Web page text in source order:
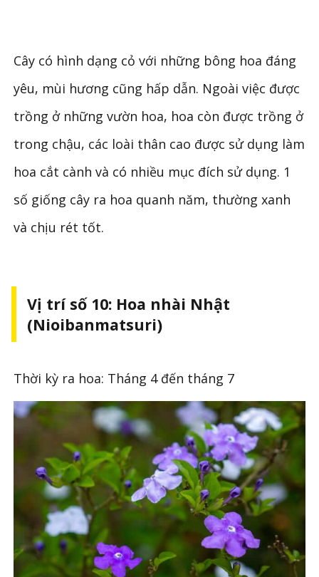
Cây có hình dạng cỏ với những bông hoa đáng
yêu, mùi hương cũng hấp dẫn. Ngoài việc được
trồng ở những vườn hoa, hoa còn được trồng ở
trong chậu, các loài thân cao được sử dụng làm
hoa cắt cành và có nhiều mục đích sử dụng. 1
số giống cây ra hoa quanh năm, thường xanh
và chịu rét tốt.
Vị trí số 10: Hoa nhài Nhật
(Nioibanmatsuri)
Thời kỳ ra hoa: Tháng 4 đến tháng 7